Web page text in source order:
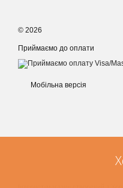
© 2026
Приймаємо до оплати
Мобільна версія